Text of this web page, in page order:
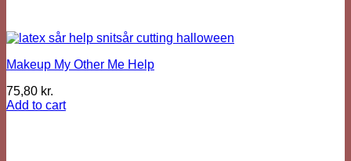
Makeup My Other Me Help
75,80 kr.
Add to cart